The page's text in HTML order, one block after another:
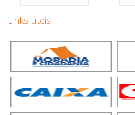
Links úteis